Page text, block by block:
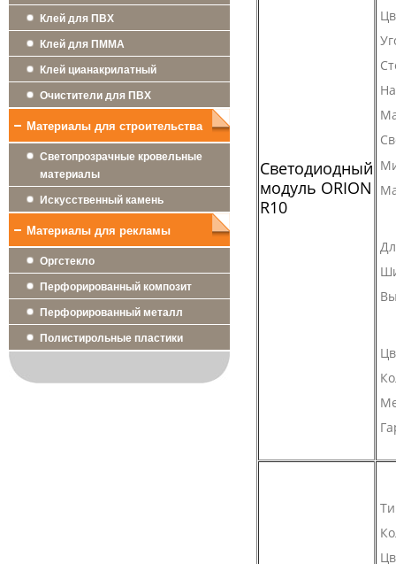
Клей для ПВХ
Клей для ПММА
Клей цианакрилатный
Очистители для ПВХ
Материалы для строительства
Светопрозрачные кровельные
материалы
Искусственный камень
Материалы для рекламы
Оргстекло
Перфорированный композит
Перфорированный металл
Полистирольные пластики
Светодиодный
модуль ORION
R10